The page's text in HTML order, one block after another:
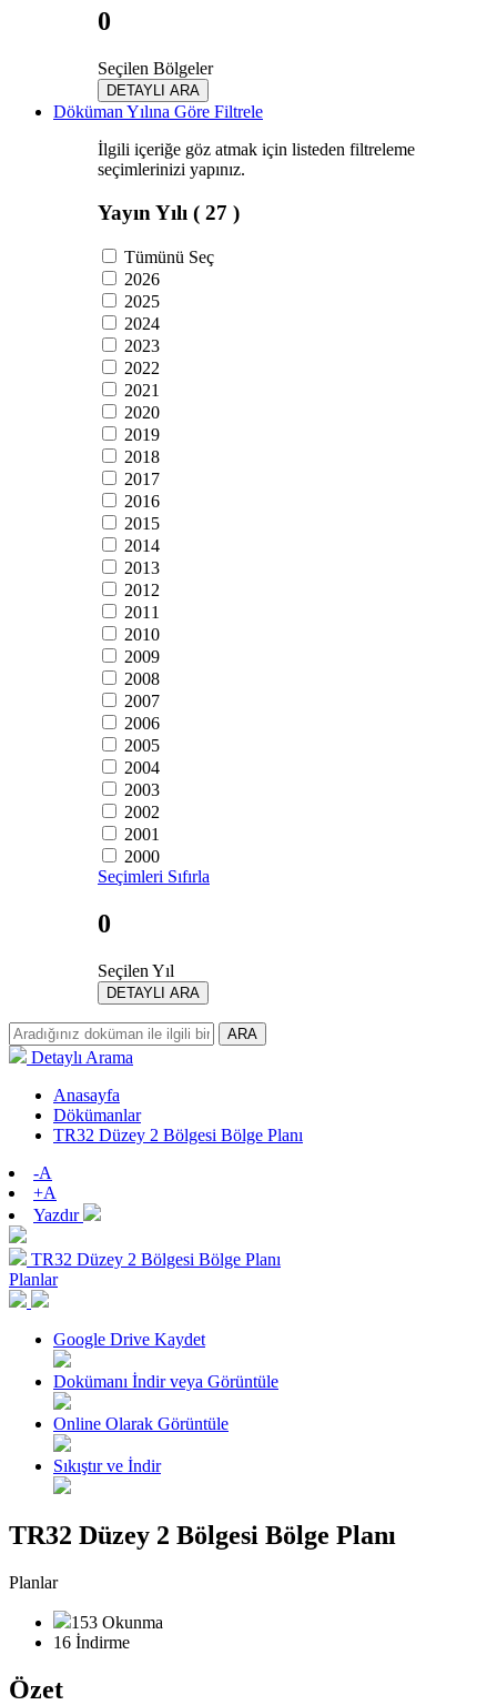
0
Seçilen Bölgeler
DETAYLI ARA
Döküman Yılına Göre Filtrele
İlgili içeriğe göz atmak için listeden filtreleme
seçimlerinizi yapınız.
Yayın Yılı ( 27 )
Tümünü Seç
2026
2025
2024
2023
2022
2021
2020
2019
2018
2017
2016
2015
2014
2013
2012
2011
2010
2009
2008
2007
2006
2005
2004
2003
2002
2001
2000
Seçimleri Sıfırla
0
Seçilen Yıl
DETAYLI ARA
ARA
Detaylı Arama
Anasayfa
Dökümanlar
TR32 Düzey 2 Bölgesi Bölge Planı
-A
+A
Yazdır
TR32 Düzey 2 Bölgesi Bölge Planı
Planlar
Google Drive Kaydet
Dokümanı İndir veya Görüntüle
Online Olarak Görüntüle
Sıkıştır ve İndir
TR32 Düzey 2 Bölgesi Bölge Planı
Planlar
153 Okunma
16 İndirme
Özet